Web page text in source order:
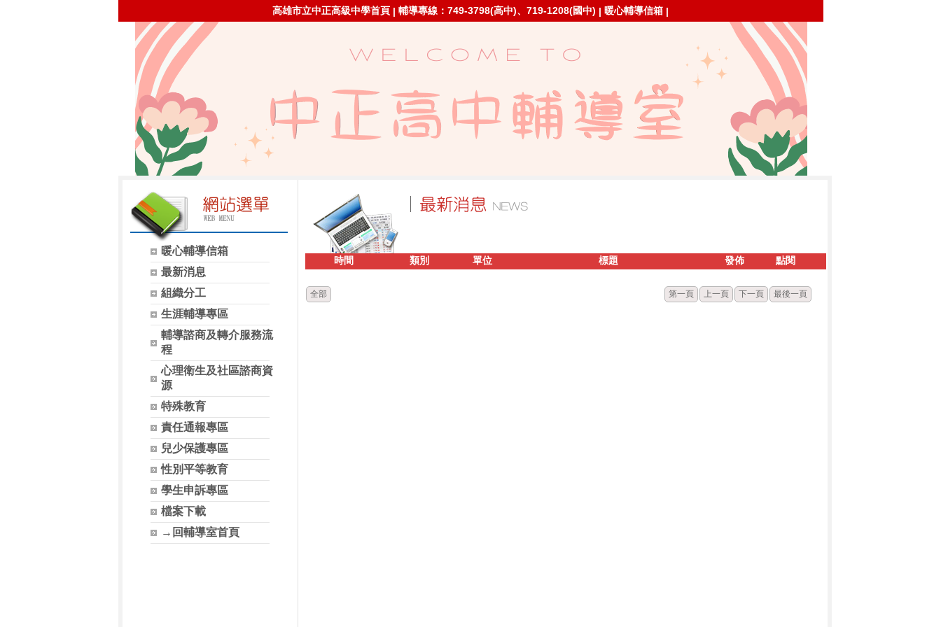
高雄市立中正高級中學首頁 | 輔導專線：749-3798(高中)、719-1208(國中) | 暖心輔導信箱 |
暖心輔導信箱
最新消息
組織分工
生涯輔導專區
輔導諮商及轉介服務流
程
心理衛生及社區諮商資
源
特殊教育
責任通報專區
兒少保護專區
性別平等教育
學生申訴專區
檔案下載
→回輔導室首頁
時間 類別 單位 標題 發佈 點閱
全部 第一頁 上一頁 下一頁 最後一頁